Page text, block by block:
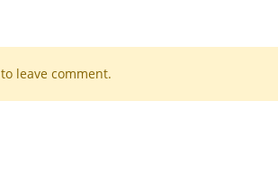
to leave comment.